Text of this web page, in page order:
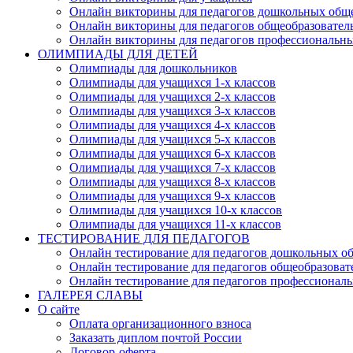
Онлайн викторины для педагогов дошкольных
Онлайн викторины для педагогов
Онлайн викторины для педагогов
ОЛИМПИАДЫ ДЛЯ ДЕТЕЙ
Олимпиады для дошкольников
Олимпиады для учащихся 1-х классов
Олимпиады для учащихся 2-х классов
Олимпиады для учащихся 3-х классов
Олимпиады для учащихся 4-х классов
Олимпиады для учащихся 5-х классов
Олимпиады для учащихся 6-х классов
Олимпиады для учащихся 7-х классов
Олимпиады для учащихся 8-х классов
Олимпиады для учащихся 9-х классов
Олимпиады для учащихся 10-х классов
Олимпиады для учащихся 11-х классов
ТЕСТИРОВАНИЕ ДЛЯ ПЕДАГОГОВ
Онлайн тестирование для педагогов дошкольных
Онлайн тестирование для педагогов
Онлайн тестирование для педагогов
ГАЛЕРЕЯ СЛАВЫ
О сайте
Оплата организационного взноса
Заказать диплом почтой России